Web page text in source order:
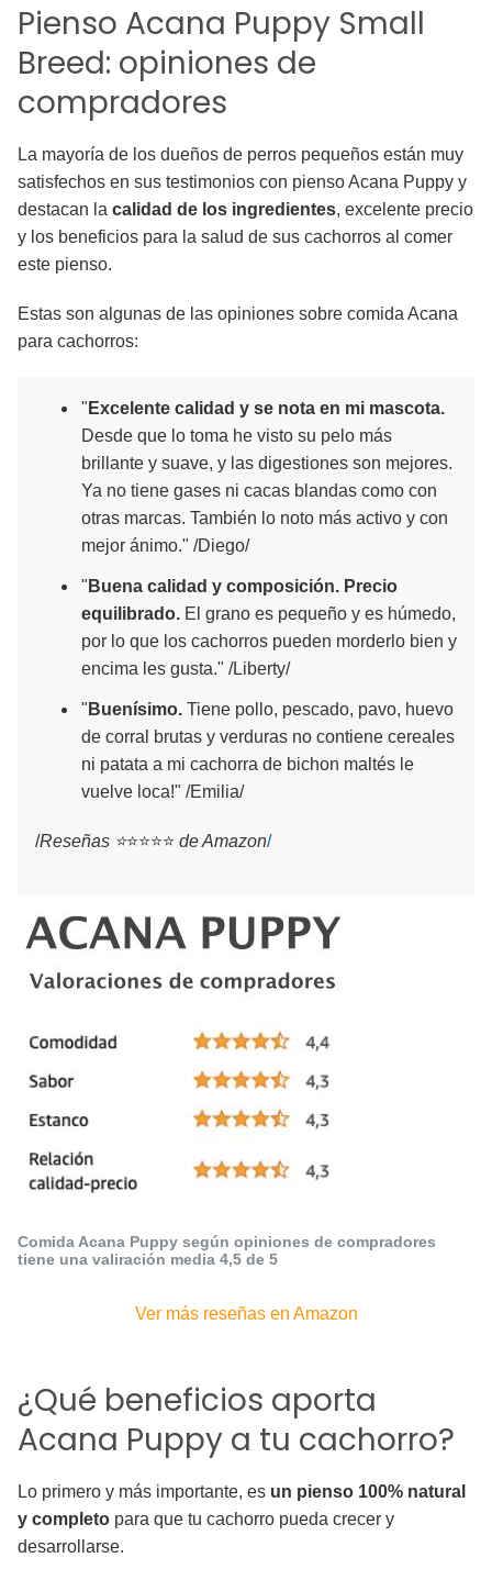
Pienso Acana Puppy Small
Breed: opiniones de
compradores
La mayoría de los dueños de perros pequeños están muy
satisfechos en sus testimonios con pienso Acana Puppy y
destacan la calidad de los ingredientes, excelente precio
y los beneficios para la salud de sus cachorros al comer
este pienso.
Estas son algunas de las opiniones sobre comida Acana
para cachorros:
" Excelente calidad y se nota en mi mascota.
Desde que lo toma he visto su pelo más
brillante y suave, y las digestiones son mejores.
Ya no tiene gases ni cacas blandas como con
otras marcas. También lo noto más activo y con
mejor ánimo." /Diego/
" Buena calidad y composición. Precio
equilibrado. El grano es pequeño y es húmedo,
por lo que los cachorros pueden morderlo bien y
encima les gusta." /Liberty/
" Buenísimo. Tiene pollo, pescado, pavo, huevo
de corral brutas y verduras no contiene cereales
ni patata a mi cachorra de bichon maltés le
vuelve loca!" /Emilia/
/Reseñas ⭐⭐⭐⭐⭐ de Amazon/
Comida Acana Puppy según opiniones de compradores
tiene una valiración media 4,5 de 5
Ver más reseñas en Amazon
¿Qué beneficios aporta
Acana Puppy a tu cachorro?
Lo primero y más importante, es un pienso 100% natural
y completo para que tu cachorro pueda crecer y
desarrollarse.